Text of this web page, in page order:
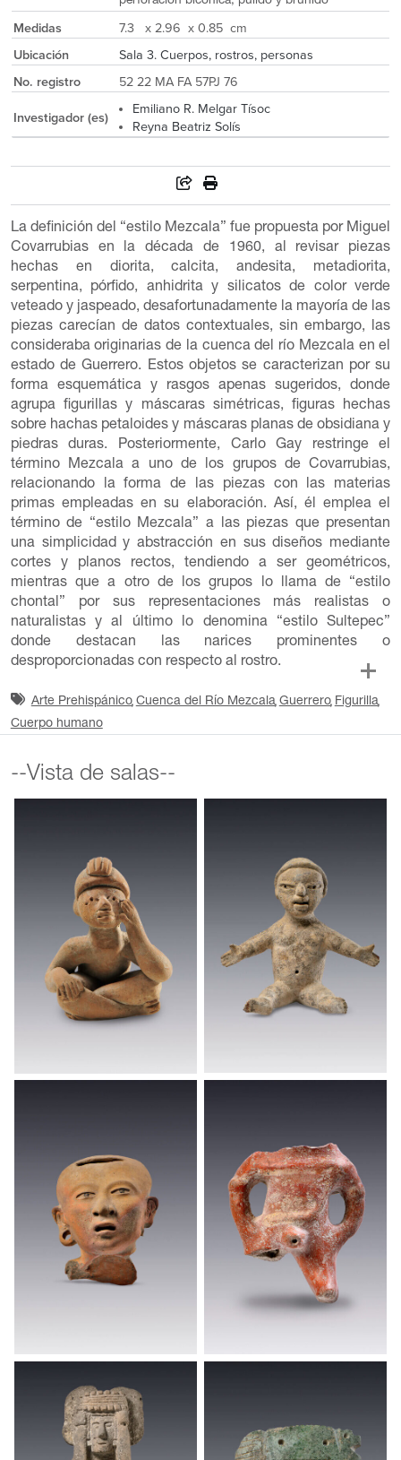
Medidas
7.3 x 2.96 x 0.85 cm
Ubicación
Sala 3. Cuerpos, rostros, personas
No. registro
52 22 MA FA 57PJ 76
Investigador (es)
Emiliano R. Melgar Tísoc
Reyna Beatriz Solís
La definición del “estilo Mezcala” fue propuesta por Miguel
Covarrubias en la década de 1960, al revisar piezas
hechas en diorita, calcita, andesita, metadiorita,
serpentina, pórfido, anhidrita y silicatos de color verde
veteado y jaspeado, desafortunadamente la mayoría de las
piezas carecían de datos contextuales, sin embargo, las
consideraba originarias de la cuenca del río Mezcala en el
estado de Guerrero. Estos objetos se caracterizan por su
forma esquemática y rasgos apenas sugeridos, donde
agrupa figurillas y máscaras simétricas, figuras hechas
sobre hachas petaloides y máscaras planas de obsidiana y
piedras duras. Posteriormente, Carlo Gay restringe el
término Mezcala a uno de los grupos de Covarrubias,
relacionando la forma de las piezas con las materias
primas empleadas en su elaboración. Así, él emplea el
término de “estilo Mezcala” a las piezas que presentan
una simplicidad y abstracción en sus diseños mediante
cortes y planos rectos, tendiendo a ser geométricos,
mientras que a otro de los grupos lo llama de “estilo
chontal” por sus representaciones más realistas o
naturalistas y al último lo denomina “estilo Sultepec”
donde destacan las narices prominentes o
desproporcionadas con respecto al rostro.
Arte Prehispánico Cuenca del Río Mezcala Guerrero Figurilla
Cuerpo humano
--Vista de salas--